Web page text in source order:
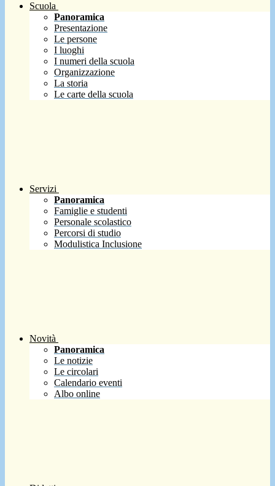
Scuola
Panoramica
Presentazione
Le persone
I luoghi
I numeri della scuola
Organizzazione
La storia
Le carte della scuola
Servizi
Panoramica
Famiglie e studenti
Personale scolastico
Percorsi di studio
Modulistica Inclusione
Novità
Panoramica
Le notizie
Le circolari
Calendario eventi
Albo online